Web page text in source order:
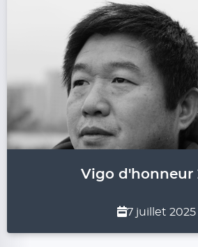
Vigo d'honneur
7 juillet 2025